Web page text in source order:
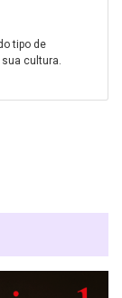
tipo de
cultura.